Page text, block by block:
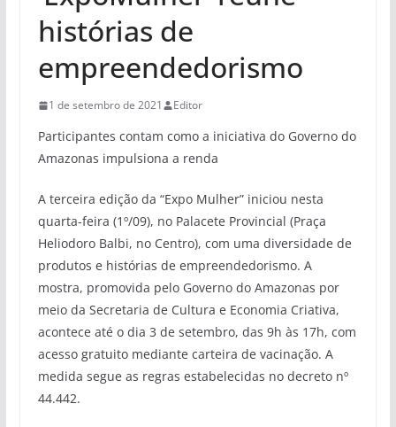
histórias de
empreendedorismo
1 de setembro de 2021 Editor
Participantes contam como a iniciativa do Governo do
Amazonas impulsiona a renda
A terceira edição da “Expo Mulher” iniciou nesta
quarta-feira (1º/09), no Palacete Provincial (Praça
Heliodoro Balbi, no Centro), com uma diversidade de
produtos e histórias de empreendedorismo. A
mostra, promovida pelo Governo do Amazonas por
meio da Secretaria de Cultura e Economia Criativa,
acontece até o dia 3 de setembro, das 9h às 17h, com
acesso gratuito mediante carteira de vacinação. A
medida segue as regras estabelecidas no decreto nº
44.442.